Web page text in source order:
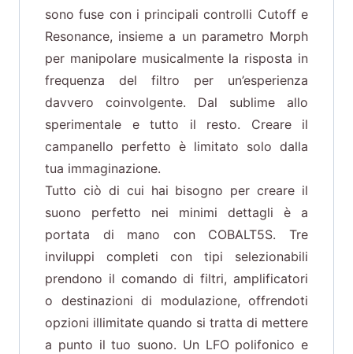
sono fuse con i principali controlli Cutoff e
Resonance, insieme a un parametro Morph
per manipolare musicalmente la risposta in
frequenza del filtro per un’esperienza
davvero coinvolgente. Dal sublime allo
sperimentale e tutto il resto. Creare il
campanello perfetto è limitato solo dalla
tua immaginazione.
Tutto ciò di cui hai bisogno per creare il
suono perfetto nei minimi dettagli è a
portata di mano con COBALT5S. Tre
inviluppi completi con tipi selezionabili
prendono il comando di filtri, amplificatori
o destinazioni di modulazione, offrendoti
opzioni illimitate quando si tratta di mettere
a punto il tuo suono. Un LFO polifonico e